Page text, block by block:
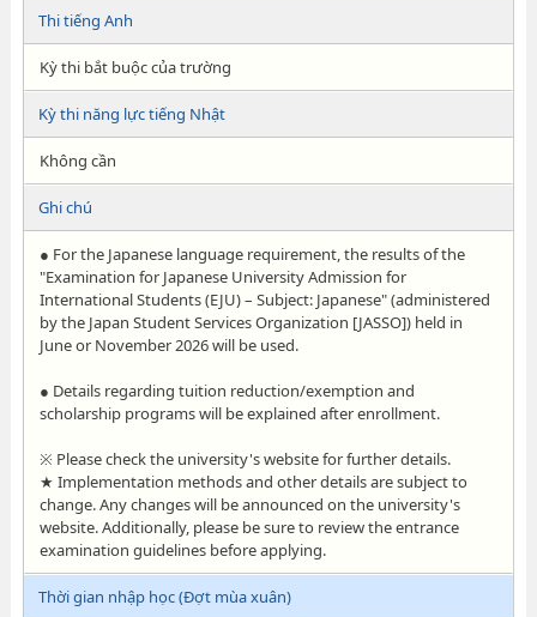
Thi tiếng Anh
Kỳ thi bắt buộc của trường
Kỳ thi năng lực tiếng Nhật
Không cần
Ghi chú
● For the Japanese language requirement, the results of the
"Examination for Japanese University Admission for
International Students (EJU) – Subject: Japanese" (administered
by the Japan Student Services Organization [JASSO]) held in
June or November 2026 will be used.
● Details regarding tuition reduction/exemption and
scholarship programs will be explained after enrollment.
※ Please check the university's website for further details.
★ Implementation methods and other details are subject to
change. Any changes will be announced on the university's
website. Additionally, please be sure to review the entrance
examination guidelines before applying.
Thời gian nhập học (Đợt mùa xuân)